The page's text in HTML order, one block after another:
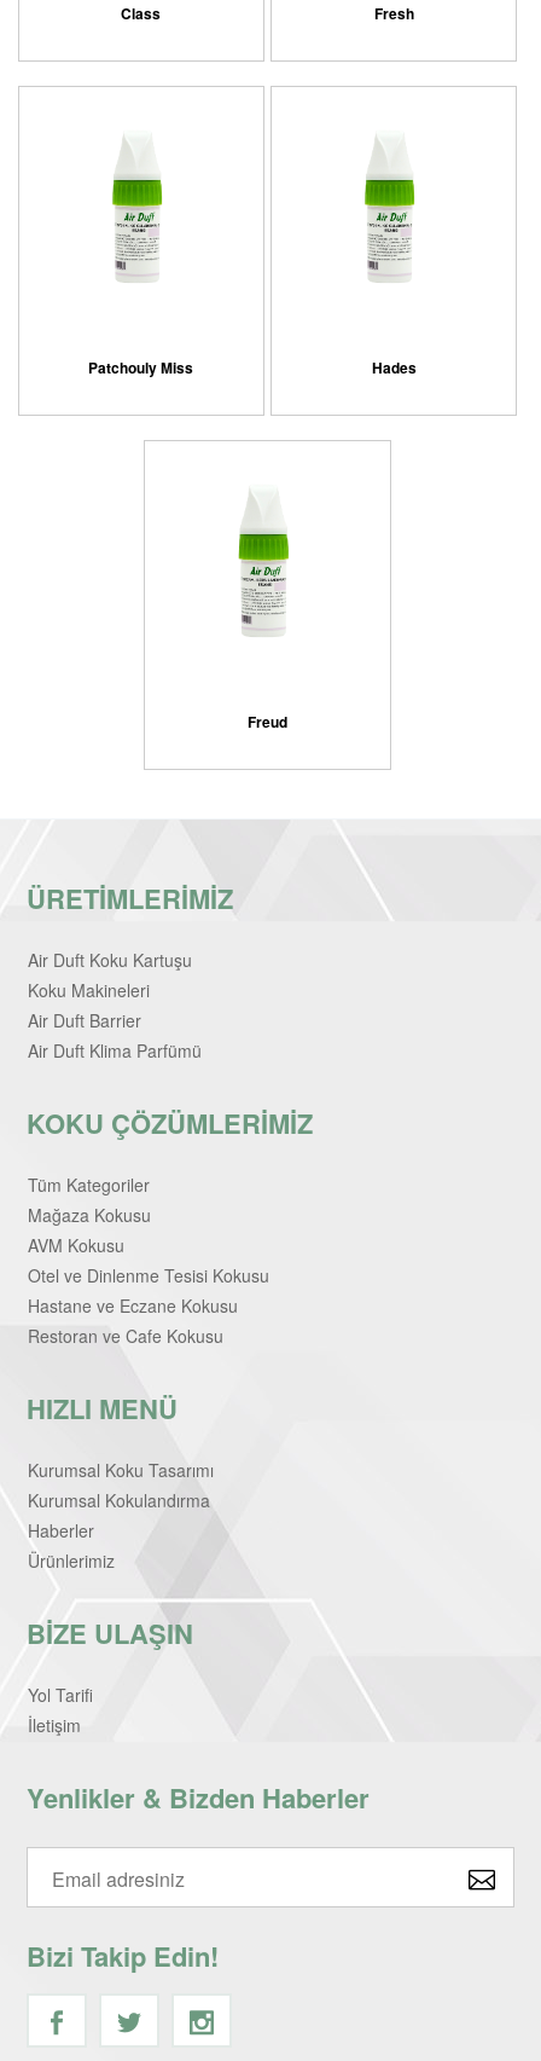
Class Fresh
Patchouly Miss Hades
Freud
ÜRETİMLERİMİZ
Air Duft Koku Kartuşu
Koku Makineleri
Air Duft Barrier
Air Duft Klima Parfümü
KOKU ÇÖZÜMLERİMİZ
Tüm Kategoriler
Mağaza Kokusu
AVM Kokusu
Otel ve Dinlenme Tesisi Kokusu
Hastane ve Eczane Kokusu
Restoran ve Cafe Kokusu
HIZLI MENÜ
Kurumsal Koku Tasarımı
Kurumsal Kokulandırma
Haberler
Ürünlerimiz
BİZE ULAŞIN
Yol Tarifi
İletişim
Yenlikler & Bizden Haberler
Bizi Takip Edin!